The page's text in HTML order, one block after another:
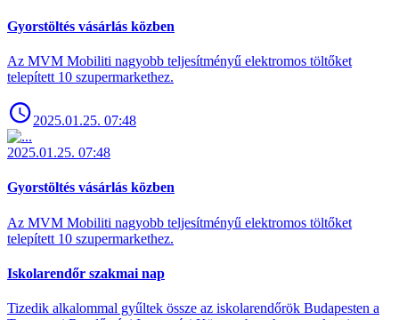
Gyorstöltés vásárlás közben
Az MVM Mobiliti nagyobb teljesítményű elektromos töltőket
telepített 10 szupermarkethez.
2025.01.25. 07:48
2025.01.25. 07:48
Gyorstöltés vásárlás közben
Az MVM Mobiliti nagyobb teljesítményű elektromos töltőket
telepített 10 szupermarkethez.
Iskolarendőr szakmai nap
Tizedik alkalommal gyűltek össze az iskolarendőrök Budapesten a